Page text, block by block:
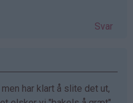
Svar
har klart å slite det ut,